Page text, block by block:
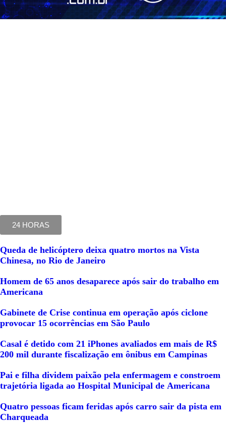
24 HORAS
Queda de helicóptero deixa quatro mortos na Vista
Chinesa, no Rio de Janeiro
Homem de 65 anos desaparece após sair do trabalho em
Americana
Gabinete de Crise continua em operação após ciclone
provocar 15 ocorrências em São Paulo
Casal é detido com 21 iPhones avaliados em mais de R$
200 mil durante fiscalização em ônibus em Campinas
Pai e filha dividem paixão pela enfermagem e constroem
trajetória ligada ao Hospital Municipal de Americana
Quatro pessoas ficam feridas após carro sair da pista em
Charqueada